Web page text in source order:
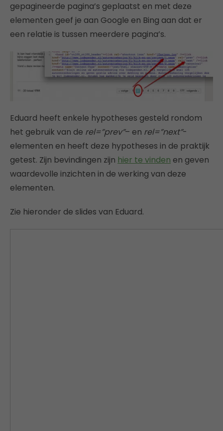
gepagineerde pagina’s geplaatst en met deze
elementen geef je aan Google en Bing aan dat er
een relatie is tussen meerdere pagina’s.
Eduard heeft enkele hypotheses gesteld rondom
het gebruik van de rel=”prev”– en rel=”next”-
elementen en heeft deze hypotheses in de praktijk
getest. Zijn bevindingen zijn hier te vinden en geven
waardevolle inzichten in de werking van deze
elementen.
Zie hieronder de slides van Eduard.